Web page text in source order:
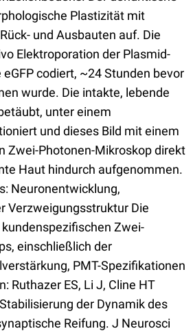
Plastizität mit
und Ausbauten auf. Die
Elektroporation der Plasmid-
codiert, ~24 Stunden bevor
wurde. Die intakte, lebende
unter einem
und dieses Bild mit einem
Zwei-Photonen-Mikroskop direkt
Haut hindurch aufgenommen.
Neuronentwicklung,
Verzweigungsstruktur Die
Zwei-
einschließlich der
PMT-Spezifikationen
Ruthazer ES, Li J, Cline HT
der Dynamik des
Reifung. J Neurosci